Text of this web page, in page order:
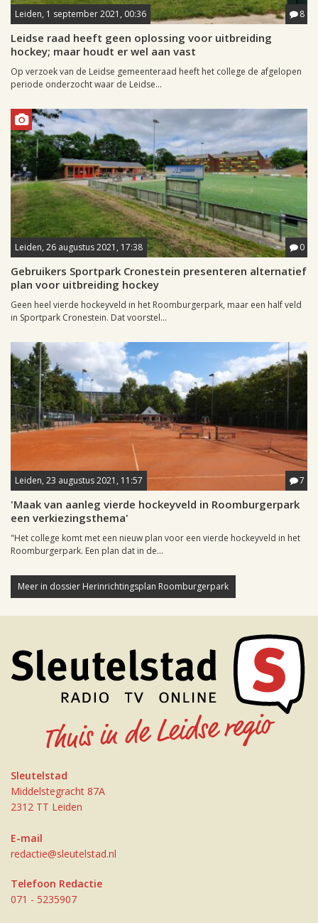
Leiden, 1 september 2021, 00:36 8
Leidse raad heeft geen oplossing voor uitbreiding
hockey; maar houdt er wel aan vast
Op verzoek van de Leidse gemeenteraad heeft het college de afgelopen
periode onderzocht waar de Leidse...
Leiden, 26 augustus 2021, 17:38 0
Gebruikers Sportpark Cronestein presenteren alternatief
plan voor uitbreiding hockey
Geen heel vierde hockeyveld in het Roomburgerpark, maar een half veld
in Sportpark Cronestein. Dat voorstel...
Leiden, 23 augustus 2021, 11:57 7
'Maak van aanleg vierde hockeyveld in Roomburgerpark
een verkiezingsthema'
"Het college komt met een nieuw plan voor een vierde hockeyveld in het
Roomburgerpark. Een plan dat in de...
Meer in dossier Herinrichtingsplan Roomburgerpark
Sleutelstad
Middelstegracht 87A
2312 TT Leiden
E-mail
redactie@sleutelstad.nl
Telefoon Redactie
071 - 5235907